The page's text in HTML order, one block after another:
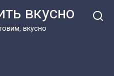
вкусно
вкусно